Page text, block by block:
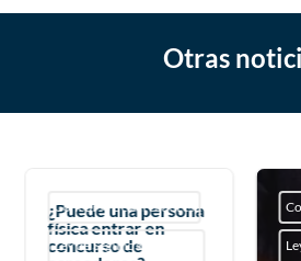
Otras
Concurso de acreedores
Ley de Segunda
¿Puede una persona
física entrar en
concurso de